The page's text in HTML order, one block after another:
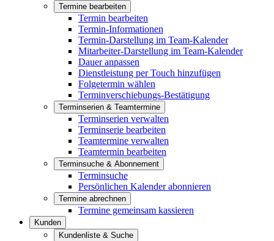
Termine bearbeiten
Termin bearbeiten
Termin-Informationen
Termin-Darstellung im Team-Kalender
Mitarbeiter-Darstellung im Team-Kalender
Dauer anpassen
Dienstleistung per Touch hinzufügen
Folgetermin wählen
Terminverschiebungs-Bestätigung
Terminserien & Teamtermine
Terminserien verwalten
Terminserie bearbeiten
Teamtermine verwalten
Teamtermin bearbeiten
Terminsuche & Abonnement
Terminsuche
Persönlichen Kalender abonnieren
Termine abrechnen
Termine gemeinsam kassieren
Kunden
Kundenliste & Suche